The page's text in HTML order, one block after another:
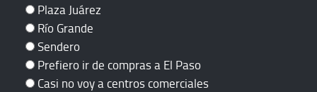
Plaza Juárez
Río Grande
Sendero
Prefiero ir de compras a El Paso
Casi no voy a centros comerciales